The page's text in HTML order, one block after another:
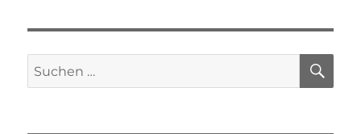
Suchen
nach: